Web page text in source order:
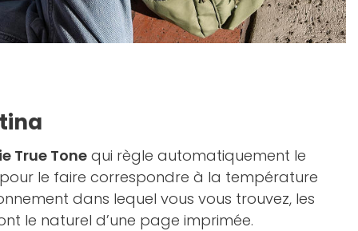
True Tone qui règle automatiquement le
le faire correspondre à la température
dans lequel vous vous trouvez, les
le naturel d’une page imprimée.